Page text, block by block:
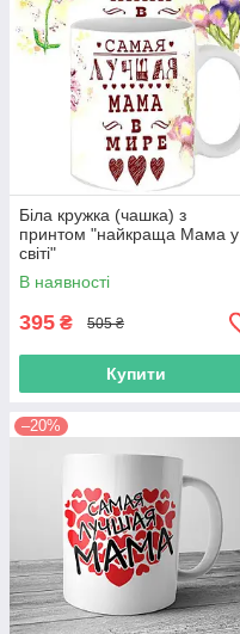
Біла кружка (чашка) з
принтом "найкраща Мама у
світі"
В наявності
395 ₴ 505 ₴
Купити
–20%